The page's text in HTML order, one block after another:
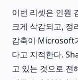
이번 리셋은 인원
크게 삭감되고, 정
감축이 Microsoft
다고 지적한다.
고 있는 것으로 전